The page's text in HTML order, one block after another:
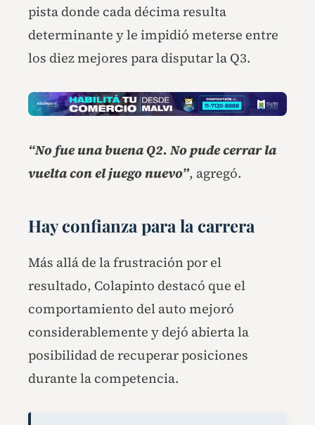
pista donde cada décima resulta
determinante y le impidió meterse entre
los diez mejores para disputar la Q3.
“No fue una buena Q2. No pude cerrar la
vuelta con el juego nuevo”, agregó.
Hay confianza para la carrera
Más allá de la frustración por el
resultado, Colapinto destacó que el
comportamiento del auto mejoró
considerablemente y dejó abierta la
posibilidad de recuperar posiciones
durante la competencia.